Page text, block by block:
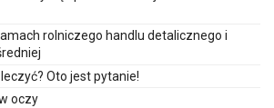
rolniczego handlu detalicznego i
Oto jest pytanie!
oczy